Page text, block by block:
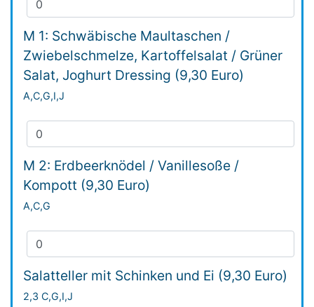
M 1: Schwäbische Maultaschen /
Zwiebelschmelze, Kartoffelsalat / Grüner
Salat, Joghurt Dressing (9,30 Euro)
A,C,G,I,J
M 2: Erdbeerknödel / Vanillesoße /
Kompott (9,30 Euro)
A,C,G
Salatteller mit Schinken und Ei (9,30 Euro)
2,3 C,G,I,J